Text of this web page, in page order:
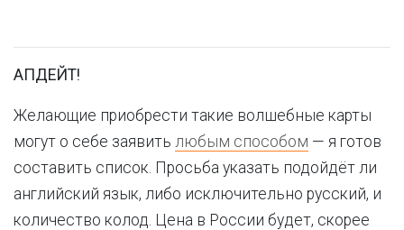
АПДЕЙТ!
Желающие приобрести такие волшебные карты
могут о себе заявить любым способом — я готов
составить список. Просьба указать подойдёт ли
английский язык, либо исключительно русский, и
количество колод. Цена в России будет, скорее